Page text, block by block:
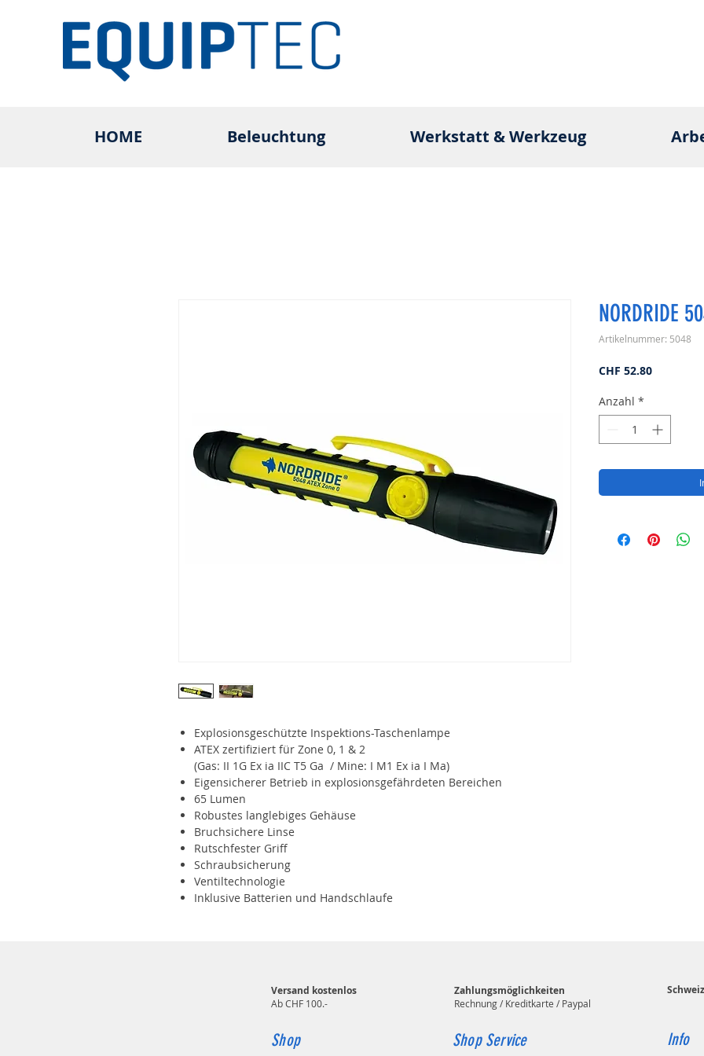
HOME Beleuchtung Werkstatt & Werkzeug
Explosionsgeschützte Inspektions-Taschenlampe
ATEX zertifiziert für Zone 0, 1 & 2
(Gas: II 1G Ex ia IIC T5 Ga / Mine: I M1 Ex ia I Ma)
Eigensicherer Betrieb in explosionsgefährdeten Bereichen
65 Lumen
Robustes langlebiges Gehäuse
Bruchsichere Linse
Rutschfester Griff
Schraubsicherung
Ventiltechnologie
Inklusive Batterien und Handschlaufe
NORDRIDE
Artikelnummer: 5048
CHF 52.80Preis
Anzahl *
Versand kostenlos
Ab CHF 100.-
Shop
Zahlungsmöglichkeiten
Rechnung / Kreditkarte / Paypal
Shop Service Info